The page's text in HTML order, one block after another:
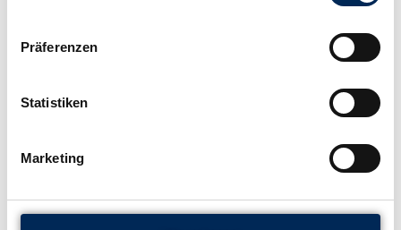
Präferenzen
Statistiken
Marketing
Blasenkontrolle. Wenn diese Muskeln geschwächt
sind, beispielsweise durch Schwangerschaft und
speichern, bis der richtige Zeitpunkt für die Entleerung
reduzierte Blasenkapazität können zu häufigem